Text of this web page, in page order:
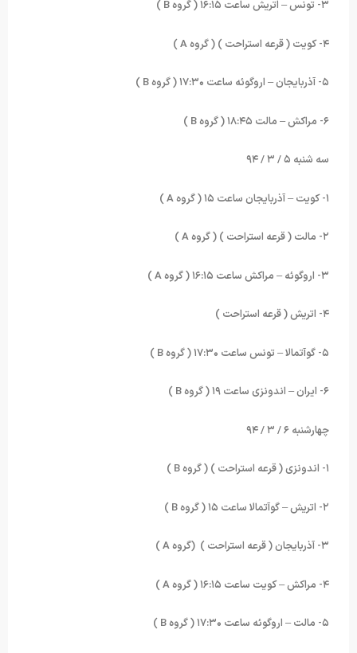
۳- تونس – اتریش ساعت ۱۶:۱۵ ( گروه B
)
۴- کویت ( قرعه استراحت ) ( گروه A
)
۵- آذربایجان – اروگوئه ساعت ۱۷:۳۰ ( گروه B
)
۶- مراکش – مالت ۱۸:۴۵ ( گروه B
)
سه شنبه ۵ / ۳ / ۹۴
A
)
۲- مالت ( قرعه استراحت ) ( گروه A
)
۳- اروگوئه – مراکش ساعت ۱۶:۱۵ ( گروه A
)
۴- اتریش ( قرعه استراحت )
۵- گوآتمالا – تونس ساعت ۱۷:۳۰ ( گروه B
)
۶- ایران – اندونزی ساعت ۱۹ ( گروه B
)
چهارشنبه ۶ / ۳ / ۹۴
B
)
۲- اتریش – گوآتمالا ساعت ۱۵ ( گروه B
)
۳- آذربایجان ( قرعه استراحت ) (گروه A
)
۴- مراکش – کویت ساعت ۱۶:۱۵ ( گروه A
)
۵- مالت – اروگوئه ساعت ۱۷:۳۰ ( گروه B
)